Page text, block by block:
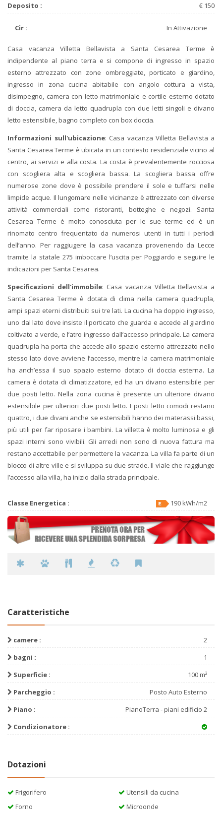
Deposito :
€ 150
Cir : In Attivazione
Casa vacanza Villetta Bellavista a Santa Cesarea Terme è
indipendente al piano terra e si compone di ingresso in spazio
esterno attrezzato con zone ombreggiate, porticato e giardino,
ingresso in zona cucina abitabile con angolo cottura a vista,
disimpegno, camera con letto matrimoniale e cortile esterno dotato
di doccia, camera da letto quadrupla con due letti singoli e divano
letto estensibile, bagno completo con box doccia.
Informazioni sull'ubicazione: Casa vacanza Villetta Bellavista a
Santa Cesarea Terme è ubicata in un contesto residenziale vicino al
centro, ai servizi e alla costa. La costa è prevalentemente rocciosa
con scogliera alta e scogliera bassa. La scogliera bassa offre
numerose zone dove è possibile prendere il sole e tuffarsi nelle
limpide acque. Il lungomare nelle vicinanze è attrezzato con diverse
attività commerciali come ristoranti, botteghe e negozi. Santa
Cesarea Terme è molto conosciuta per le sue terme ed è un
rinomato centro frequentato da numerosi utenti in tutti i periodi
dell’anno. Per raggiugere la casa vacanza provenendo da Lecce
tramite la statale 275 imboccare l’uscita per Poggiardo e seguire le
indicazioni per Santa Cesarea.
Specificazioni dell'immobile: Casa vacanza Villetta Bellavista a
Santa Cesarea Terme è dotata di clima nella camera quadrupla,
ampi spazi eterni distribuiti sui tre lati. La cucina ha doppio ingresso,
uno dal lato dove insiste il porticato che guarda e accede al giardino
coltivato a verde, e l’atro ingresso dall’accesso principale. La camera
quadrupla ha porta che accede allo spazio esterno attrezzato nello
stesso lato dove avviene l’accesso, mentre la camera matrimoniale
ha anch’essa il suo spazio esterno dotato di doccia esterna. La
camera è dotata di climatizzatore, ed ha un divano estensibile per
due posti letto. Nella zona cucina è presente un ulteriore divano
estensibile per ulteriori due posti letto. I posti letto comodi restano
quattro, i due divani anche se estensibili hanno dei materassi bassi,
più utili per far riposare i bambini. La villetta è molto luminosa e gli
spazi interni sono vivibili. Gli arredi non sono di nuova fattura ma
restano accettabile per permettere la vacanza. La villa fa parte di un
blocco di altre ville e si sviluppa su due strade. Il viale che raggiunge
l’accesso alla villa, ha inizio dalla strada principale.
Classe Energetica : 190 kWh/m2
Caratteristiche
camere :
2
bagni :
1
Superficie :
100 m²
Parcheggio :
Posto Auto Esterno
Piano :
PianoTerra - piani edificio 2
Condizionatore :
Dotazioni
Frigorifero
Utensili da cucina
Forno
Microonde